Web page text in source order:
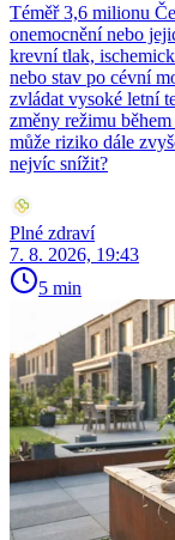
Téměř 3,6 milionu
onemocnění nebo
krevní tlak,
nebo stav po cévní
zvládat vysoké letní
změny režimu
může riziko dále
nejvíc snížit?
Plné zdraví
7. 8. 2026, 19:43
5 min